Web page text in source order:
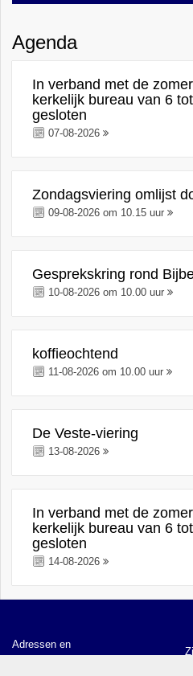
Agenda
In verband met de
kerkelijk bureau van 6
gesloten
07-08-2026
Zondagsviering omlijst
09-08-2026 om 10.15 uur
Gesprekskring rond
10-08-2026 om 10.00 uur
koffieochtend
11-08-2026 om 10.00 uur
De Veste-viering
13-08-2026
In verband met de
kerkelijk bureau van 6
gesloten
14-08-2026
Adressen en
contactgegevens